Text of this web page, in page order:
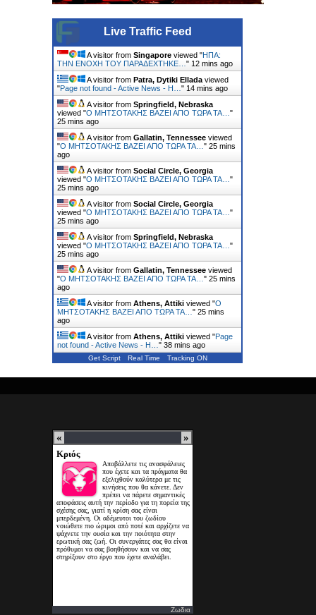
Live Traffic Feed
A visitor from Singapore viewed "ΗΠΑ:
ΤΗΝ ΕΝΟΧH ΤΟΥ ΠΑΡΑΔEΧΤΗΚΕ… " 12 mins ago
A visitor from Patra, Dytiki Ellada viewed
"Page not found - Active News - Η… " 14 mins ago
A visitor from Springfield, Nebraska
viewed "Ο ΜΗΤΣΟΤΑΚΗΣ ΒΑΖΕΙ ΑΠΟ ΤΩΡΑ ΤΑ… "
25 mins ago
A visitor from Gallatin, Tennessee viewed
"Ο ΜΗΤΣΟΤΑΚΗΣ ΒΑΖΕΙ ΑΠΟ ΤΩΡΑ ΤΑ… " 25 mins
ago
A visitor from Social Circle, Georgia
viewed "Ο ΜΗΤΣΟΤΑΚΗΣ ΒΑΖΕΙ ΑΠΟ ΤΩΡΑ ΤΑ… "
25 mins ago
A visitor from Social Circle, Georgia
viewed "Ο ΜΗΤΣΟΤΑΚΗΣ ΒΑΖΕΙ ΑΠΟ ΤΩΡΑ ΤΑ… "
25 mins ago
A visitor from Springfield, Nebraska
viewed "Ο ΜΗΤΣΟΤΑΚΗΣ ΒΑΖΕΙ ΑΠΟ ΤΩΡΑ ΤΑ… "
25 mins ago
A visitor from Gallatin, Tennessee viewed
"Ο ΜΗΤΣΟΤΑΚΗΣ ΒΑΖΕΙ ΑΠΟ ΤΩΡΑ ΤΑ… " 25 mins
ago
A visitor from Athens, Attiki viewed "Ο
ΜΗΤΣΟΤΑΚΗΣ ΒΑΖΕΙ ΑΠΟ ΤΩΡΑ ΤΑ… " 25 mins
ago
A visitor from Athens, Attiki viewed "Page
not found - Active News - Η… " 38 mins ago
Get Script Real Time Tracking ON
Ζωδια